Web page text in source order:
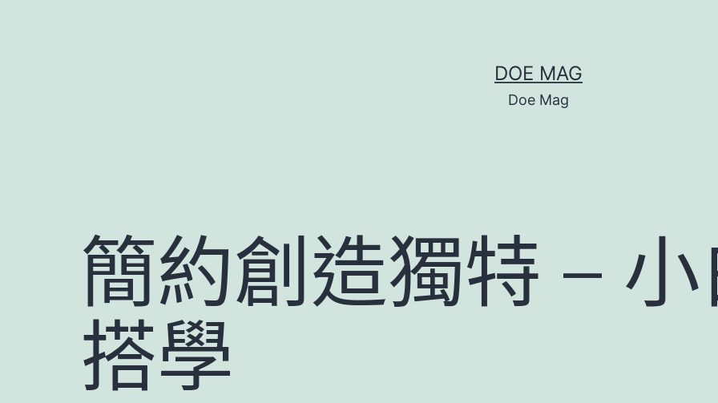
DOE MAG
Doe Mag
簡約創造獨特 –
搭學